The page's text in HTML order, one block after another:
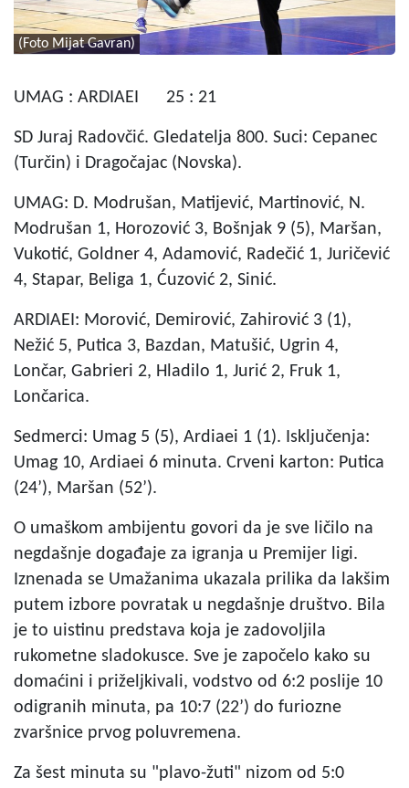
(Foto Mijat Gavran)
UMAG : ARDIAEI 25 : 21
SD Juraj Radovčić. Gledatelja 800. Suci: Cepanec
(Turčin) i Dragočajac (Novska).
UMAG: D. Modrušan, Matijević, Martinović, N.
Modrušan 1, Horozović 3, Bošnjak 9 (5), Maršan,
Vukotić, Goldner 4, Adamović, Radečić 1, Juričević
4, Stapar, Beliga 1, Ćuzović 2, Sinić.
ARDIAEI: Morović, Demirović, Zahirović 3 (1),
Nežić 5, Putica 3, Bazdan, Matušić, Ugrin 4,
Lončar, Gabrieri 2, Hladilo 1, Jurić 2, Fruk 1,
Lončarica.
Sedmerci: Umag 5 (5), Ardiaei 1 (1). Isključenja:
Umag 10, Ardiaei 6 minuta. Crveni karton: Putica
(24’), Maršan (52’).
O umaškom ambijentu govori da je sve ličilo na
negdašnje događaje za igranja u Premijer ligi.
Iznenada se Umažanima ukazala prilika da lakšim
putem izbore povratak u negdašnje društvo. Bila
je to uistinu predstava koja je zadovoljila
rukometne sladokusce. Sve je započelo kako su
domaćini i priželjkivali, vodstvo od 6:2 poslije 10
odigranih minuta, pa 10:7 (22’) do furiozne
zvaršnice prvog poluvremena.
Za šest minuta su "plavo-žuti" nizom od 5:0